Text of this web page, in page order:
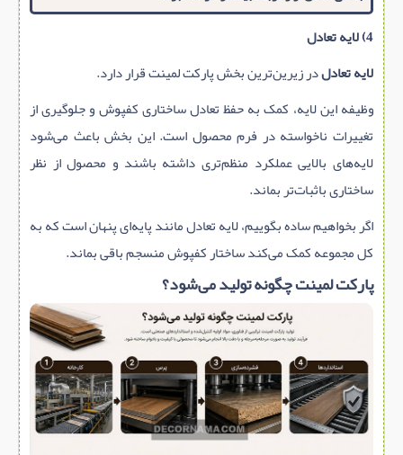
4) لایه تعادل
لایه تعادلدر زیرین‌ترین بخش پارکت لمینت قرار دارد.
وظیفه این لایه، کمک به حفظ تعادل ساختاری کفپوش و جلوگیری از
تغییرات ناخواسته در فرم محصول است. این بخش باعث می‌شود
لایه‌های بالایی عملکرد منظم‌تری داشته باشند و محصول از نظر
ساختاری باثبات‌تر بماند.
اگر بخواهیم ساده بگوییم، لایه تعادل مانند پایه‌ای پنهان است که به
کل مجموعه کمک می‌کند ساختار کفپوش منسجم باقی بماند.
پارکت لمینت چگونه تولید می‌شود؟